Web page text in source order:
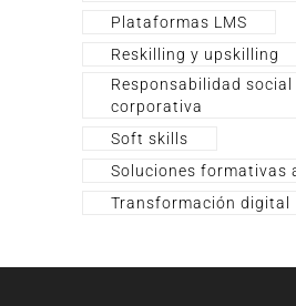
Plataformas LMS
Reskilling y upskilling
Responsabilidad social
corporativa
Soft skills
Soluciones formativas
Transformación digital